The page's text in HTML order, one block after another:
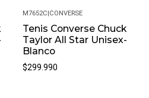
clase para que tu
sea impecable.
M7652C CONVERSE
Tenis Converse Chuck
Taylor All Star Unisex-
Blanco
$299.990